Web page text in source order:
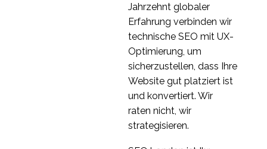
Erschließung eines
4
Projekterfahrung -
Usability-Tests in China
1
Entscheidung über die
Designforschung bei
internationalem
4
Bewertung der
Benutzerfreundlichkeit
Jahrzehnt globaler
Erfahrung verbinden wir
technische SEO mit UX-
Optimierung, um
sicherzustellen, dass Ihre
Website gut platziert ist
und konvertiert. Wir
raten nicht, wir
strategisieren.